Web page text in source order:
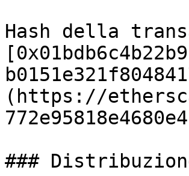
Hash della
(https://
###